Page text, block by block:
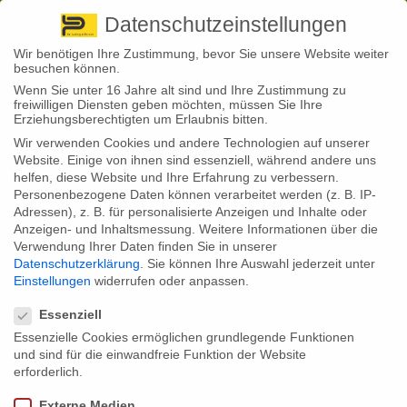
+ 49 3501 528571 |
Back to News
23
Jan.
Stephan Fröhlich
Warnung vor Mails des betrügerischen „Transparenzregister e.V.“
Vor einem besonders tückischen Betrugsversuch warnt aktuell das
Namen einer „Organisation Transparenzregister e.V.“ betrügerische E-
Mails und verlangen eine kostenpflichtige Registrierung. Mit dem
offiziellen Transparenzregister des Bundesfinanzministeriums zur
Bekämpfung der Geldwäsche jedoch haben die Absender nichts zu tun.
Vielmehr soll das Unwissen vieler Gewerbetreibender schamlos
Datenschutzeinstellungen
Wir benötigen Ihre Zustimmung, bevor Sie unsere Website weiter
besuchen können.
Wenn Sie unter 16 Jahre alt sind und Ihre Zustimmung zu
freiwilligen Diensten geben möchten, müssen Sie Ihre
Erziehungsberechtigten um Erlaubnis bitten.
Wir verwenden Cookies und andere Technologien auf unserer
Website. Einige von ihnen sind essenziell, während andere uns
helfen, diese Website und Ihre Erfahrung zu verbessern.
Personenbezogene Daten können verarbeitet werden (z. B. IP-
Adressen), z. B. für personalisierte Anzeigen und Inhalte oder
Anzeigen- und Inhaltsmessung. Weitere Informationen über die
Verwendung Ihrer Daten finden Sie in unserer
Datenschutzerklärung
Sie können Ihre Auswahl jederzeit unter
Einstellungen widerrufen oder anpassen.
Essenziell
Essenzielle Cookies ermöglichen grundlegende Funktionen
und sind für die einwandfreie Funktion der Website
erforderlich.